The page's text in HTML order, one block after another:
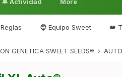
🧔 Equipo Sweet 👑
GENÉTICA SWEET SEEDS®